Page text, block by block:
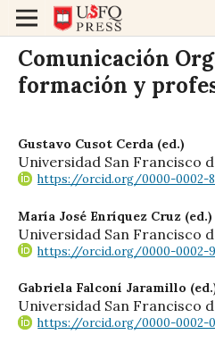
Comunicación
formación y
Gustavo Cusot Cerda (ed.)
Universidad San Francisco
https://orcid.org/0000-0002-
María José Enríquez Cruz (ed.)
Universidad San Francisco
https://orcid.org/0000-0002-
Gabriela Falconí Jaramillo
Universidad San Francisco
https://orcid.org/0000-0002-